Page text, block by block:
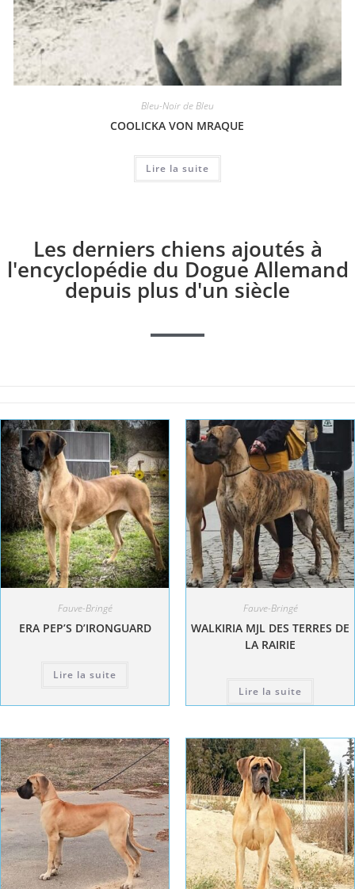
Bleu-Noir de Bleu
COOLICKA VON MRAQUE
Lire la suite
Les derniers chiens ajoutés à
l'encyclopédie du Dogue Allemand
depuis plus d'un siècle
Fauve-Bringé
ERA PEP’S D’IRONGUARD
Lire la suite
Fauve-Bringé
WALKIRIA MJL DES TERRES DE
LA RAIRIE
Lire la suite